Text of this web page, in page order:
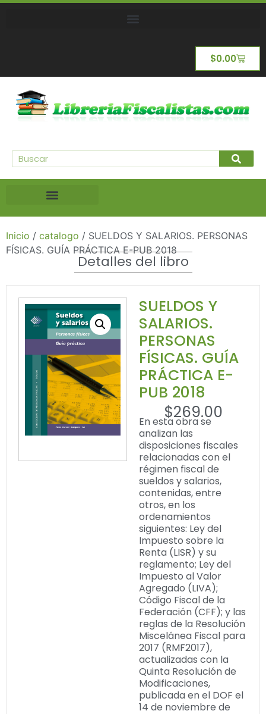
$0.00
Inicio / catalogo / SUELDOS Y SALARIOS. PERSONAS
FÍSICAS. GUÍA PRÁCTICA E-PUB 2018
Detalles del libro
SUELDOS Y
SALARIOS.
PERSONAS
FÍSICAS. GUÍA
PRÁCTICA E-
PUB 2018
$269.00
En esta obra se
analizan las
disposiciones fiscales
relacionadas con el
régimen fiscal de
sueldos y salarios,
contenidas, entre
otros, en los
ordenamientos
siguientes: Ley del
Impuesto sobre la
Renta (LISR) y su
reglamento; Ley del
Impuesto al Valor
Agregado (LIVA);
Código Fiscal de la
Federación (CFF); y las
reglas de la Resolución
Miscelánea Fiscal para
2017 (RMF2017),
actualizadas con la
Quinta Resolución de
Modificaciones,
publicada en el DOF el
14 de noviembre de